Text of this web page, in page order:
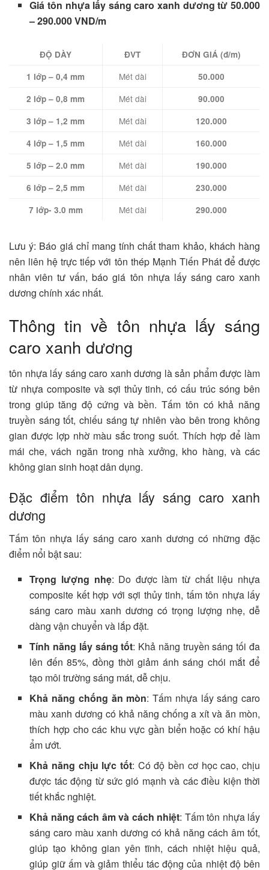
Giá tôn nhựa lấy sáng caro xanh dương từ 50.000
– 290.000 VND/m
ĐỘ DÀY ĐVT
ĐƠN GIÁ (đ/m)
1 lớp – 0,4 mm Mét dài
50.000
2 lớp – 0,8 mm Mét dài
90.000
3 lớp – 1,2 mm Mét dài
120.000
4 lớp – 1,5 mm Mét dài
160.000
5 lớp – 2.0 mm Mét dài
190.000
6 lớp – 2,5 mm Mét dài
230.000
7 lớp- 3.0 mm Mét dài 290.000
Lưu ý: Báo giá chỉ mang tính chất tham khảo, khách hàng
nên liên hệ trực tiếp với tôn thép Mạnh Tiến Phát để được
nhân viên tư vấn, báo giá tôn nhựa lấy sáng caro xanh
dương chính xác nhất.
Thông tin về tôn nhựa lấy sáng
caro xanh dương
tôn nhựa lấy sáng caro xanh dương là sản phẩm được làm
từ nhựa composite và sợi thủy tinh, có cấu trúc sóng bên
trong giúp tăng độ cứng và bền. Tấm tôn có khả năng
truyền sáng tốt, chiếu sáng tự nhiên vào bên trong không
gian được lợp nhờ màu sắc trong suốt. Thích hợp để làm
mái che, vách ngăn trong nhà xưởng, kho hàng, và các
không gian sinh hoạt dân dụng.
Đặc điểm tôn nhựa lấy sáng caro xanh
dương
Tấm tôn nhựa lấy sáng caro xanh dương có những đặc
điểm nổi bật sau:
Trọng lượng nhẹ: Do được làm từ chất liệu nhựa
composite kết hợp với sợi thủy tinh, tấm tôn nhựa lấy
sáng caro màu xanh dương có trọng lượng nhẹ, dễ
dàng vận chuyển và lắp đặt.
Tính năng lấy sáng tốt: Khả năng truyền sáng tối đa
lên đến 85%, đồng thời giảm ánh sáng chói mắt để
tạo môi trường sáng mát, dễ chịu.
Khả năng chống ăn mòn: Tấm nhựa lấy sáng caro
màu xanh dương có khả năng chống a xít và ăn mòn,
thích hợp cho các khu vực gần biển hoặc có khí hậu
ẩm ướt.
Khả năng chịu lực tốt: Có độ bền cơ học cao, chịu
được tác động từ sức gió mạnh và các điều kiện thời
tiết khắc nghiệt.
Khả năng cách âm và cách nhiệt: Tấm tôn nhựa lấy
sáng caro màu xanh dương có khả năng cách âm tốt,
giúp tạo không gian yên tĩnh, cách nhiệt hiệu quả,
giúp giữ ấm và giảm thiểu tác động của nhiệt độ bên